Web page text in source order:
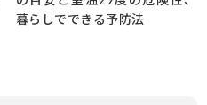
暮らしでできる予防法